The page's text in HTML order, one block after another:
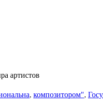
артистов
, композитором",